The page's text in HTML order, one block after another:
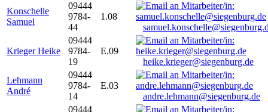
Konschelle
Samuel
09444
9784-
44
1.08
Krieger Heike
09444
9784-
19
E.09
heike.krieger@siegenburg.de
Lehmann
André
09444
9784-
14
E.03
andre.lehmann@siegenburg.de
09444